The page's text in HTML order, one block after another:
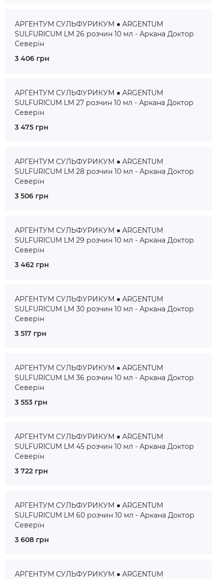
АРГЕНТУМ СУЛЬФУРИКУМ ● ARGENTUM
SULFURICUM LM 26 розчин 10 мл - Аркана Доктор
Северін
3 406 грн
АРГЕНТУМ СУЛЬФУРИКУМ ● ARGENTUM
SULFURICUM LM 27 розчин 10 мл - Аркана Доктор
Северін
3 475 грн
АРГЕНТУМ СУЛЬФУРИКУМ ● ARGENTUM
SULFURICUM LM 28 розчин 10 мл - Аркана Доктор
Северін
3 506 грн
АРГЕНТУМ СУЛЬФУРИКУМ ● ARGENTUM
SULFURICUM LM 29 розчин 10 мл - Аркана Доктор
Северін
3 462 грн
АРГЕНТУМ СУЛЬФУРИКУМ ● ARGENTUM
SULFURICUM LM 30 розчин 10 мл - Аркана Доктор
Северін
3 517 грн
АРГЕНТУМ СУЛЬФУРИКУМ ● ARGENTUM
SULFURICUM LM 36 розчин 10 мл - Аркана Доктор
Северін
3 553 грн
АРГЕНТУМ СУЛЬФУРИКУМ ● ARGENTUM
SULFURICUM LM 45 розчин 10 мл - Аркана Доктор
Северін
3 722 грн
АРГЕНТУМ СУЛЬФУРИКУМ ● ARGENTUM
SULFURICUM LM 60 розчин 10 мл - Аркана Доктор
Северін
3 608 грн
АРГЕНТУМ СУЛЬФУРИКУМ ● ARGENTUM